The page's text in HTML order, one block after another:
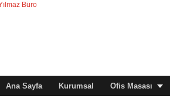
Ana Sayfa Kurumsal Ofis Masası